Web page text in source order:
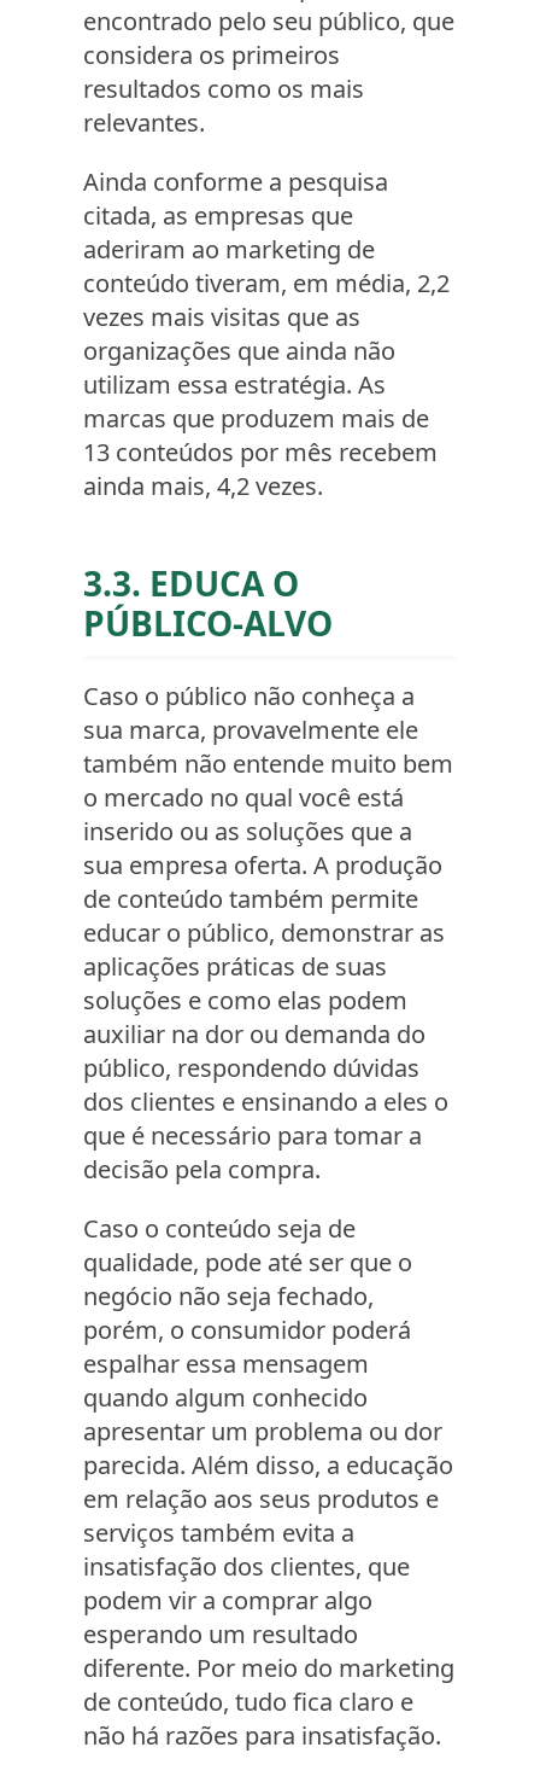
encontrado pelo seu público, que
considera os primeiros
resultados como os mais
relevantes.
Ainda conforme a pesquisa
citada, as empresas que
aderiram ao marketing de
conteúdo tiveram, em média, 2,2
vezes mais visitas que as
organizações que ainda não
utilizam essa estratégia. As
marcas que produzem mais de
13 conteúdos por mês recebem
ainda mais, 4,2 vezes.
3.3. EDUCA O
PÚBLICO-ALVO
Caso o público não conheça a
sua marca, provavelmente ele
também não entende muito bem
o mercado no qual você está
inserido ou as soluções que a
sua empresa oferta. A produção
de conteúdo também permite
educar o público, demonstrar as
aplicações práticas de suas
soluções e como elas podem
auxiliar na dor ou demanda do
público, respondendo dúvidas
dos clientes e ensinando a eles o
que é necessário para tomar a
decisão pela compra.
Caso o conteúdo seja de
qualidade, pode até ser que o
negócio não seja fechado,
porém, o consumidor poderá
espalhar essa mensagem
quando algum conhecido
apresentar um problema ou dor
parecida. Além disso, a educação
em relação aos seus produtos e
serviços também evita a
insatisfação dos clientes, que
podem vir a comprar algo
esperando um resultado
diferente. Por meio do marketing
de conteúdo, tudo fica claro e
não há razões para insatisfação.